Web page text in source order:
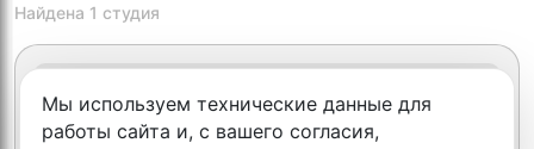
Найдена 1 студия
Мы используем технические данные для
работы сайта и, с вашего согласия,